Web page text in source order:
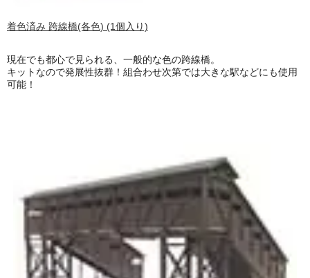
着色済み 跨線橋(各色) (1個入り)
現在でも都心で見られる、一般的な色の跨線橋。
キットなので発展性抜群！組合わせ次第では大きな駅などにも使用
可能！